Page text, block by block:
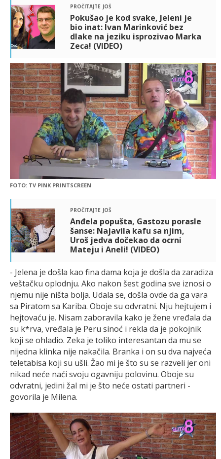
pročitajte još
Pokušao je kod svake, Jeleni je
bio inat: Ivan Marinković bez
dlake na jeziku isprozivao Marka
Zeca! (VIDEO)
FOTO: TV PINK PRINTSCREEN
pročitajte još
Anđela popušta, Gastozu porasle
šanse: Najavila kafu sa njim,
Uroš jedva dočekao da ocrni
Mateju i Aneli! (VIDEO)
- Jelena je došla kao fina dama koja je došla da zaradiza
veštačku oplodnju. Ako nakon šest godina sve iznosi o
njemu nije ništa bolja. Udala se, došla ovde da ga vara
sa Piratom sa Kariba. Oboje su odvratni. Nju hejtujem i
hejtovaću je. Nisam zaboravila kako je žene vređala da
su k*rva, vređala je Peru sinoć i rekla da je pokojnik
koji se ohladio. Zeka je toliko interesantan da mu se
nijedna klinka nije nakačila. Branka i on su dva najveća
teletabisa koji su ušli. Žao mi je što su se razveli jer oni
nikad neće naći svoju ogavniju polovinu. Oboje su
odvratni, jedini žal mi je što neće ostati partneri -
govorila je Milena.